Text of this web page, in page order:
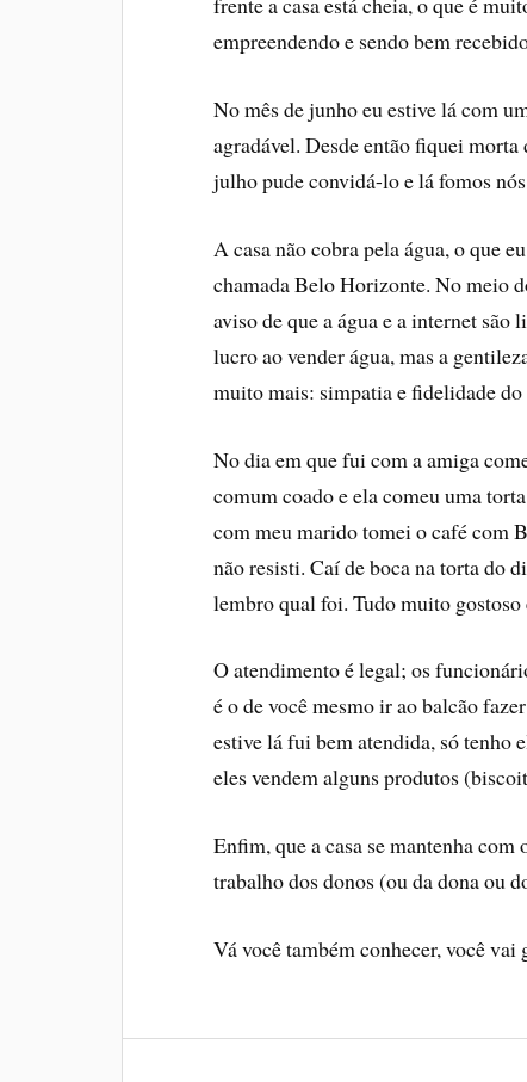
empreendendo e sendo bem
No mês de junho eu estive lá com
agradável. Desde então fiquei
julho pude convidá-lo e lá fomos
A casa não cobra pela água, o que
chamada Belo Horizonte. No meio
aviso de que a água e a internet
lucro ao vender água, mas a
muito mais: simpatia e fidelidade
No dia em que fui com a amiga
comum coado e ela comeu uma
com meu marido tomei o café com
não resisti. Caí­ de boca na torta do
lembro qual foi. Tudo muito gostoso
O atendimento é legal; os
é o de você mesmo ir ao balcão
estive lá fui bem atendida, só tenho
eles vendem alguns produtos
Enfim, que a casa se mantenha com
trabalho dos donos (ou da dona ou
Vá você também conhecer, você vai